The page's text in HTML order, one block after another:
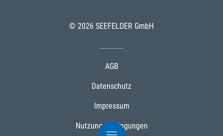
© 2026 SEEFELDER GmbH
AGB
Datenschutz
Impressum
Nutzungsbedingungen